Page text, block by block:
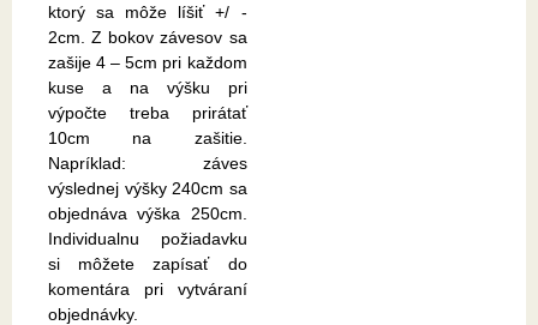
ktorý sa môže líšiť +/ -
2cm. Z bokov závesov sa
zašije 4 – 5cm pri každom
kuse a na výšku pri
výpočte treba prirátať
10cm na zašitie.
Napríklad: záves
výslednej výšky 240cm sa
objednáva výška 250cm.
Individualnu požiadavku
si môžete zapísať do
komentára pri vytváraní
objednávky.